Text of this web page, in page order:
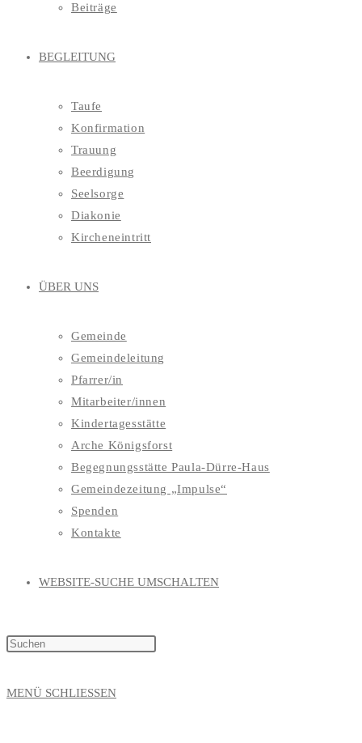
Beiträge
BEGLEITUNG
Taufe
Konfirmation
Trauung
Beerdigung
Seelsorge
Diakonie
Kircheneintritt
ÜBER UNS
Gemeinde
Gemeindeleitung
Pfarrer/in
Mitarbeiter/innen
Kindertagesstätte
Arche Königsforst
Begegnungsstätte Paula-Dürre-Haus
Gemeindezeitung „Impulse“
Spenden
Kontakte
WEBSITE-SUCHE UMSCHALTEN
MENÜ SCHLIESSEN